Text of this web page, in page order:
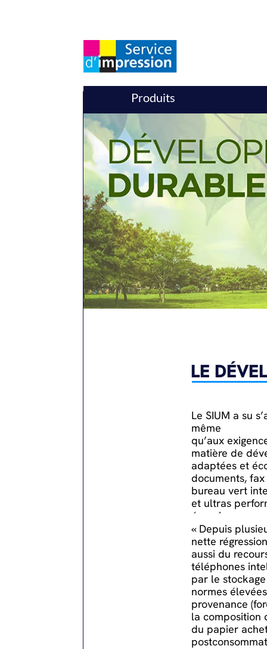
Produits
LE
Le SIUM a su
même
qu’aux
matière de
adaptées et
documents,
bureau vert
et ultras
énergivore.
« Depuis
nette
aussi du
téléphones
par le
normes
provenance (
la composition
du papier